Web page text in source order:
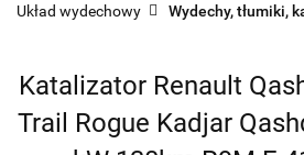
Układ wydechowy Wydechy, tłumiki,
Katalizator Renault
Trail Rogue Kadjar